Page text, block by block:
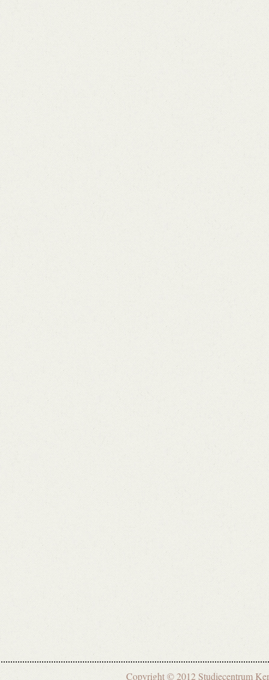
Copyright © 2012 Studiecentrum